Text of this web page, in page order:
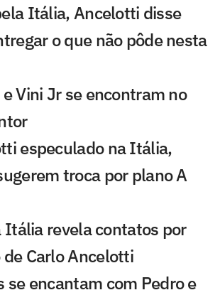
Itália, Ancelotti disse
o que não pôde nesta
Vini Jr se encontram no
especulado na Itália,
troca por plano A
Itália revela contatos por
Carlo Ancelotti
se encantam com Pedro e